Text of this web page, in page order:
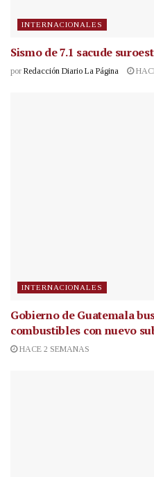
INTERNACIONALES
Sismo de 7.1 sacude
por Redacción Diario La Página
INTERNACIONALES
Gobierno de Guatemala
combustibles con nuevo
HACE 2 SEMANAS